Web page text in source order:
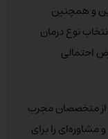
و همچنین
نوع درمان
احتمالی
از متخصصان مجرب
را برای